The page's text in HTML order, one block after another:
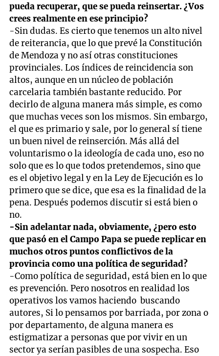
pueda recuperar, que se pueda reinsertar. ¿Vos
crees realmente en ese principio?
-Sin dudas. Es cierto que tenemos un alto nivel
de reiterancia, que lo que prevé la Constitución
de Mendoza y no así otras constituciones
provinciales. Los índices de reincidencia son
altos, aunque en un núcleo de población
carcelaria también bastante reducido. Por
decirlo de alguna manera más simple, es como
que muchas veces son los mismos. Sin embargo,
el que es primario y sale, por lo general sí tiene
un buen nivel de reinserción. Más allá del
voluntarismo o la ideología de cada uno, eso no
solo que es lo que todos pretendemos, sino que
es el objetivo legal y en la Ley de Ejecución es lo
primero que se dice, que esa es la finalidad de la
pena. Después podemos discutir si está bien o
no.
-Sin adelantar nada, obviamente, ¿pero esto
que pasó en el Campo Papa se puede replicar en
muchos otros puntos conflictivos de la
provincia como una política de seguridad?
-Como política de seguridad, está bien en lo que
es prevención. Pero nosotros en realidad los
operativos los vamos haciendo buscando
autores, Si lo pensamos por barriada, por zona o
por departamento, de alguna manera es
estigmatizar a personas que por vivir en un
sector ya serían pasibles de una sospecha. Eso